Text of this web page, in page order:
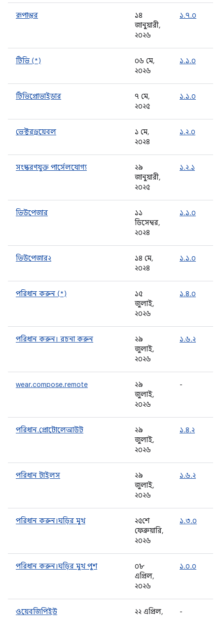
রূপান্তর
১৪
জানুয়ারী,
২০২৬
১.৭.০
টিভি (*)
০৬ মে,
২০২৬
১.১.০
টিভিপ্রোভাইডার
৭ মে,
২০২৫
১.১.০
ভেক্টরড্রয়েবল
১ মে,
২০২৪
১.২.০
সংস্করণযুক্ত পার্সেলযোগ্য
২৯
জানুয়ারী,
২০২৫
১.২.১
ভিউপেজার
১১
ডিসেম্বর,
২০২৪
১.১.০
ভিউপেজার২
১৪ মে,
২০২৪
১.১.০
পরিধান করুন (*)
১৫
জুলাই,
২০২৬
১.৪.০
পরিধান করুন। রচনা করুন
২৯
জুলাই,
২০২৬
১.৬.২
wear.compose.remote
২৯
জুলাই,
২০২৬
-
পরিধান.প্রোটোলেআউট
২৯
জুলাই,
২০২৬
১.৪.২
পরিধান টাইলস
২৯
জুলাই,
২০২৬
১.৬.২
পরিধান করুন।ঘড়ির মুখ
২৫শে
ফেব্রুয়ারি,
২০২৬
১.৩.০
পরিধান করুন।ঘড়ির মুখ পুশ
০৮
এপ্রিল,
২০২৬
১.০.০
ওয়েবজিপিইউ
২২ এপ্রিল,
-